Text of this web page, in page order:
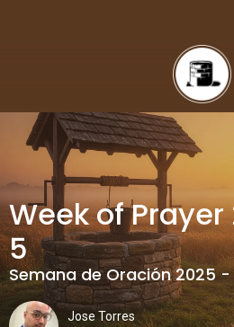
Week of
5
Semana de Oración 2025
Jose Torres